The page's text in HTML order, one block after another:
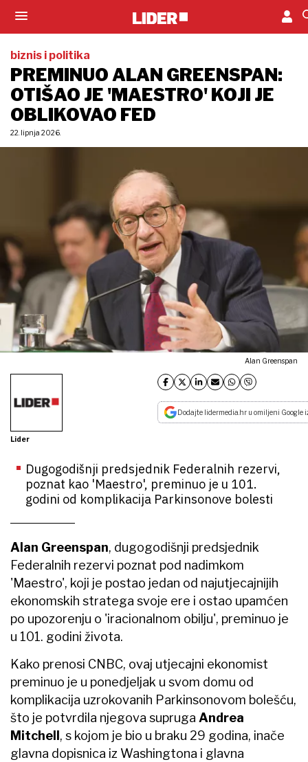
biznis i politika
PREMINUO ALAN GREENSPAN:
OTIŠAO JE 'MAESTRO' KOJI JE
OBLIKOVAO FED
22. lipnja 2026.
Alan Greenspan
Lider
Dodajte lidermedia.hr u omiljeni Google
Dugogodišnji predsjednik Federalnih rezervi,
poznat kao 'Maestro', preminuo je u 101.
godini od komplikacija Parkinsonove bolesti
Alan Greenspan, dugogodišnji predsjednik
Federalnih rezervi poznat pod nadimkom
'Maestro', koji je postao jedan od najutjecajnijih
ekonomskih stratega svoje ere i ostao upamćen
po upozorenju o 'iracionalnom obilju', preminuo je
u 101. godini života.
Kako prenosi CNBC, ovaj utjecajni ekonomist
preminuo je u ponedjeljak u svom domu od
komplikacija uzrokovanih Parkinsonovom bolešću,
što je potvrdila njegova supruga Andrea
Mitchell , s kojom je bio u braku 29 godina, inače
glavna dopisnica iz Washingtona i glavna